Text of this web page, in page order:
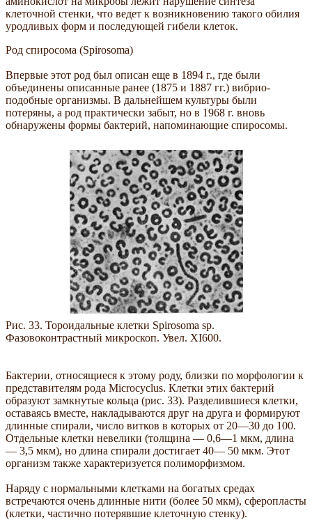
клеточной стенки, что ведет к возникновению такого обилия
уродливых форм и последующей гибели клеток.
Род спиросома (Spirosoma)
Впервые этот род был описан еще в 1894 г., где были
объединены описанные ранее (1875 и 1887 гг.) вибрио-
подобные организмы. В дальнейшем культуры были
потеряны, а род практически забыт, но в 1968 г. вновь
обнаружены формы бактерий, напоминающие спиросомы.
Рис. 33. Тороидальные клетки Spirosoma sp.
Фазовоконтрастный микроскоп. Увел. XI600.
Бактерии, относящиеся к этому роду, близки по морфологии к
представителям рода Microcyclus. Клетки этих бактерий
образуют замкнутые кольца (рис. 33). Разделившиеся клетки,
оставаясь вместе, накладываются друг на друга и формируют
длинные спирали, число витков в которых от 20—30 до 100.
Отдельные клетки невелики (толщина — 0,6—1 мкм, длина
— 3,5 мкм), но длина спирали достигает 40— 50 мкм. Этот
организм также характеризуется полиморфизмом.
Наряду с нормальными клетками на богатых средах
встречаются очень длинные нити (более 50 мкм), сферопласты
(клетки, частично потерявшие клеточную стенку).